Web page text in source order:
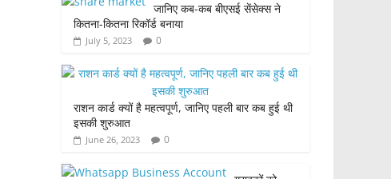
जानिए कब-कब बीएसई सेंसेक्स ने
कितना-कितना रिकॉर्ड बनाया
July 5, 2023 0
राशन कार्ड क्यों है महत्वपूर्ण, जानिए पहली बार कब हुई थी
इसकी शुरुआत
June 26, 2023 0